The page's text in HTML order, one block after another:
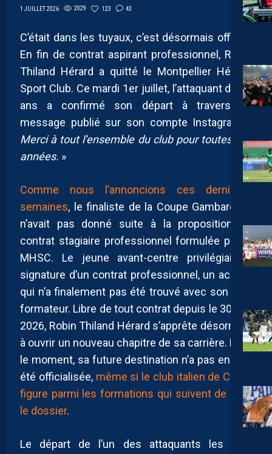
1 JUILLET 2026 2029 123 43
C’était dans les tuyaux, c’est désormais officiel.
En fin de contrat aspirant professionnel, Robin
Thiland Hérard a quitté le Montpellier Hérault
Sport Club. Ce mardi 1er juillet, l’attaquant de 18
ans a confirmé son départ à travers un
message publié sur son compte Instagram «
Merci à tout l’ensemble du club pour toutes ces
années. »
Comme nous l’annoncions ces dernières
semaines, le finaliste de la Coupe Gambardella
n’avait pas donné suite à la proposition de
contrat stagiaire professionnel formulée par le
MHSC. Le jeune avant-centre privilégiait la
signature d’un contrat professionnel, un accord
qui n’a finalement pas été trouvé avec son club
formateur. Libre de tout contrat depuis le 30 juin
2026, Robin Thiland Hérard s’apprête désormais
à ouvrir un nouveau chapitre de sa carrière. Pour
le moment, sa future destination n’a pas encore
été officialisée, même si le club italien de Côme
figure parmi les formations qui suivent de près
le dossier.
Le départ de l’un des attaquants les plus